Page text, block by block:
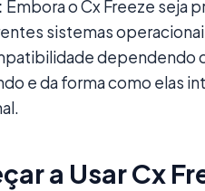
Embora o Cx Freeze seja
sistemas
dependendo
e da forma como elas
a Usar Cx